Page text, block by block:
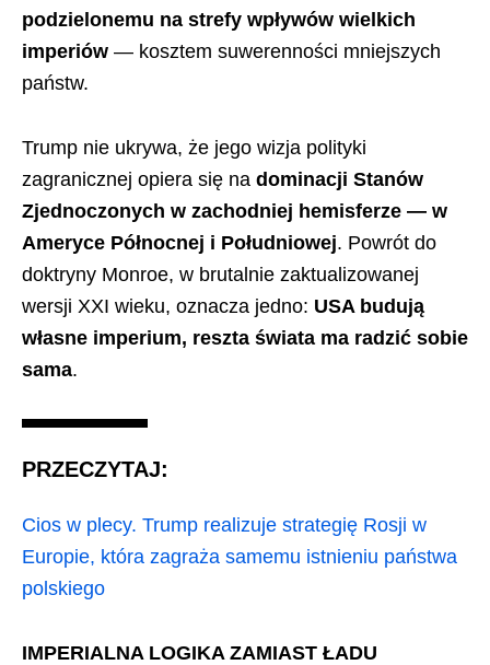
podzielonemu na strefy wpływów wielkich
imperiów — kosztem suwerenności mniejszych
państw.
Trump nie ukrywa, że jego wizja polityki
zagranicznej opiera się na dominacji Stanów
Zjednoczonych w zachodniej hemisferze — w
Ameryce Północnej i Południowej. Powrót do
doktryny Monroe, w brutalnie zaktualizowanej
wersji XXI wieku, oznacza jedno: USA budują
własne imperium, reszta świata ma radzić sobie
sama.
PRZECZYTAJ:
Cios w plecy. Trump realizuje strategię Rosji w
Europie, która zagraża samemu istnieniu państwa
polskiego
IMPERIALNA LOGIKA ZAMIAST ŁADU